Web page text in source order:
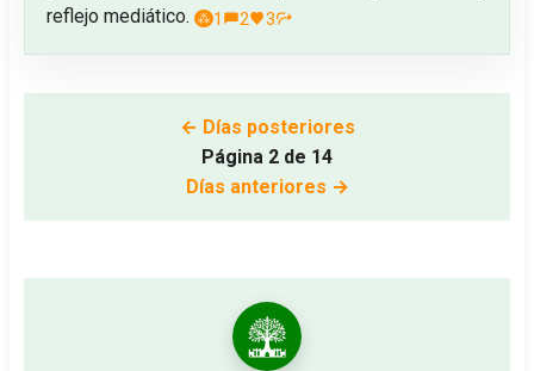
reflejo mediático.
1 2 3
← Días posteriores
Página 2 de 14
Días anteriores →